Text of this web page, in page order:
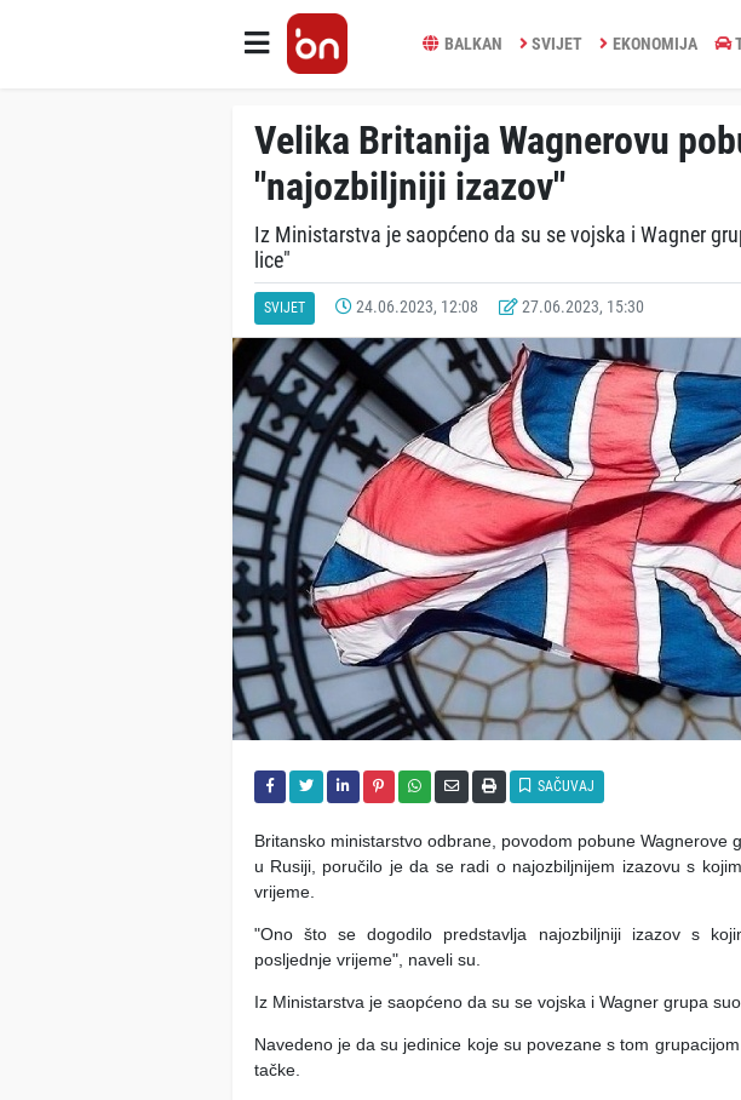
BALKAN SVIJET EKONOMIJA
Velika Britanija Wagnerovu
"najozbiljniji izazov"
Iz Ministarstva je saopćeno da su se vojska i Wagner
lice"
SVIJET 24.06.2023, 12:08 27.06.2023, 15:30
SAČUVAJ
Britansko ministarstvo odbrane, povodom pobune Wagnerove
u Rusiji, poručilo je da se radi o najozbiljnijem izazovu s
vrijeme.
"Ono što se dogodilo predstavlja najozbiljniji izazov s
posljednje vrijeme", naveli su.
Iz Ministarstva je saopćeno da su se vojska i Wagner grupa
Navedeno je da su jedinice koje su povezane s tom
tačke.